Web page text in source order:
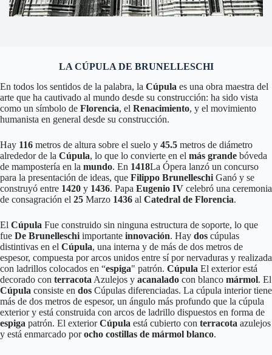
LA CÚPULA DE BRUNELLESCHI
En todos los sentidos de la palabra, la Cúpula es una obra maestra del
arte que ha cautivado al mundo desde su construcción: ha sido vista
como un símbolo de Florencia, el Renacimiento, y el movimiento
humanista en general desde su construcción.
Hay 116 metros de altura sobre el suelo y 45.5 metros de diámetro
alrededor de la Cúpula, lo que lo convierte en el más grande bóveda
de mampostería en la mundo. En 1418La Ópera lanzó un concurso
para la presentación de ideas, que Filippo Brunelleschi Ganó y se
construyó entre 1420 y 1436. Papa Eugenio IV celebró una ceremonia
de consagración el 25 Marzo 1436 al Catedral de Florencia.
El Cúpula Fue construido sin ninguna estructura de soporte, lo que
fue De Brunelleschi importante innovación. Hay dos cúpulas
distintivas en el Cúpula, una interna y de más de dos metros de
espesor, compuesta por arcos unidos entre sí por nervaduras y realizada
con ladrillos colocados en “espiga" patrón. Cúpula El exterior está
decorado con terracota Azulejos y acanalado con blanco mármol. El
Cúpula consiste en dos Cúpulas diferenciadas. La cúpula interior tiene
más de dos metros de espesor, un ángulo más profundo que la cúpula
exterior y está construida con arcos de ladrillo dispuestos en forma de
espiga patrón. El exteriorCúpula está cubierto con terracota azulejos
y está enmarcado porocho costillas de mármol blanco.